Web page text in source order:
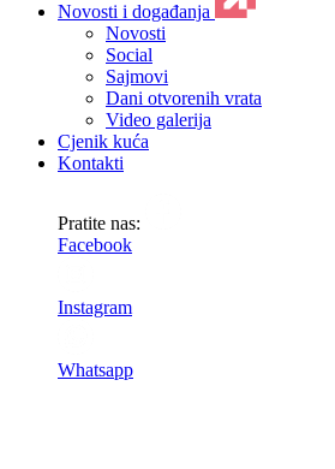
Novosti i događanja
Novosti
Social
Sajmovi
Dani otvorenih vrata
Video galerija
Cjenik kuća
Kontakti
Pratite nas:
Facebook
Instagram
Whatsapp